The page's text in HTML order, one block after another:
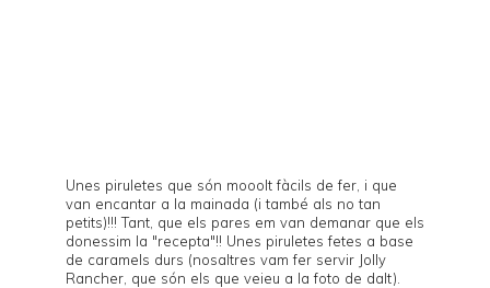
Unes piruletes que són mooolt fàcils de fer, i que
van encantar a la mainada (i també als no tan
petits)!!! Tant, que els pares em van demanar que els
donessim la "recepta"!! Unes piruletes fetes a base
de caramels durs (nosaltres vam fer servir Jolly
Rancher , que són els que veieu a la foto de dalt).